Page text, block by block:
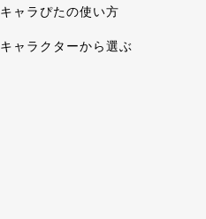
キャラぴたの使い方
キャラクターから選ぶ